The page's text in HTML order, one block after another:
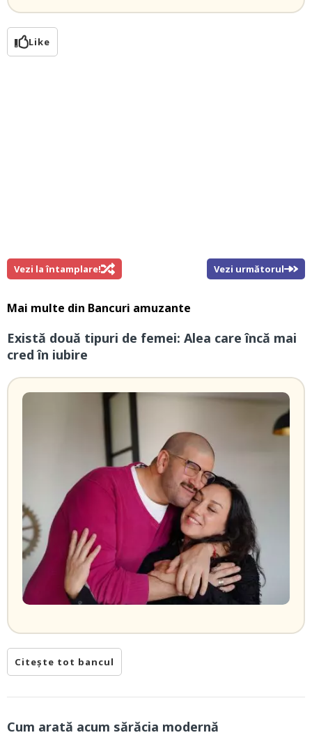
Like
Vezi la întamplare! Vezi următorul
Mai multe din Bancuri amuzante
Există două tipuri de femei: Alea care încă mai
cred în iubire
Citește tot bancul
Cum arată acum sărăcia modernă